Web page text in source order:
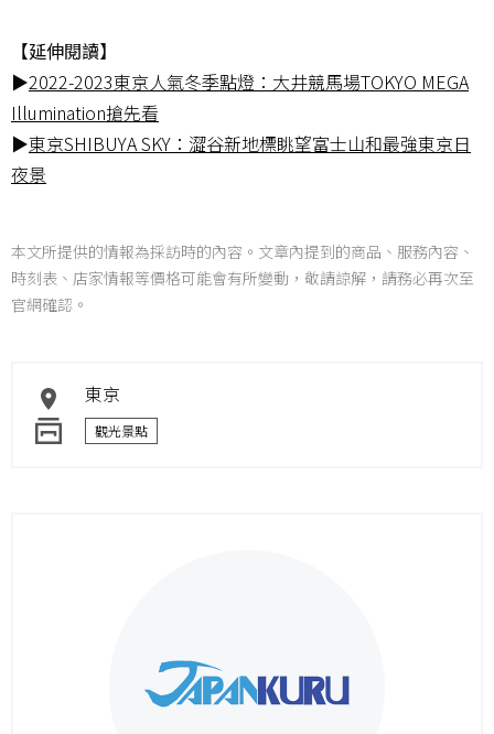
【延伸閱讀】
▶2022-2023東京人氣冬季點燈：大井競馬場TOKYO MEGA
Illumination搶先看
▶東京SHIBUYA SKY：澀谷新地標眺望富士山和最強東京日
夜景
本文所提供的情報為採訪時的內容。文章內提到的商品、服務內容、
時刻表、店家情報等價格可能會有所變動，敬請諒解，請務必再次至
官網確認。
東京
觀光景點